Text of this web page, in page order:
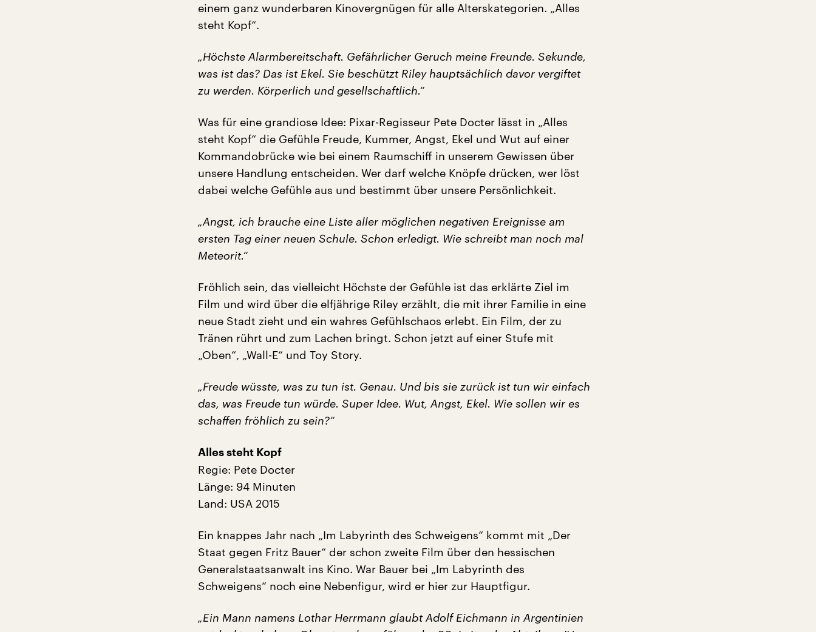
einem ganz wunderbaren Kinovergnügen für alle Alterskategorien. „Alles
steht Kopf“.
„Höchste Alarmbereitschaft. Gefährlicher Geruch meine Freunde. Sekunde,
was ist das? Das ist Ekel. Sie beschützt Riley hauptsächlich davor vergiftet
zu werden. Körperlich und gesellschaftlich.“
Was für eine grandiose Idee: Pixar-Regisseur Pete Docter lässt in „Alles
steht Kopf“ die Gefühle Freude, Kummer, Angst, Ekel und Wut auf einer
Kommandobrücke wie bei einem Raumschiff in unserem Gewissen über
unsere Handlung entscheiden. Wer darf welche Knöpfe drücken, wer löst
dabei welche Gefühle aus und bestimmt über unsere Persönlichkeit.
„Angst, ich brauche eine Liste aller möglichen negativen Ereignisse am
ersten Tag einer neuen Schule. Schon erledigt. Wie schreibt man noch mal
Meteorit.“
Fröhlich sein, das vielleicht Höchste der Gefühle ist das erklärte Ziel im
Film und wird über die elfjährige Riley erzählt, die mit ihrer Familie in eine
neue Stadt zieht und ein wahres Gefühlschaos erlebt. Ein Film, der zu
Tränen rührt und zum Lachen bringt. Schon jetzt auf einer Stufe mit
„Oben“, „Wall-E“ und Toy Story.
„Freude wüsste, was zu tun ist. Genau. Und bis sie zurück ist tun wir einfach
das, was Freude tun würde. Super Idee. Wut, Angst, Ekel. Wie sollen wir es
schaffen fröhlich zu sein?“
Alles steht Kopf
Regie: Pete Docter
Länge: 94 Minuten
Land: USA 2015
Ein knappes Jahr nach „Im Labyrinth des Schweigens“ kommt mit „Der
Staat gegen Fritz Bauer“ der schon zweite Film über den hessischen
Generalstaatsanwalt ins Kino. War Bauer bei „Im Labyrinth des
Schweigens“ noch eine Nebenfigur, wird er hier zur Hauptfigur.
„Ein Mann namens Lothar Herrmann glaubt Adolf Eichmann in Argentinien